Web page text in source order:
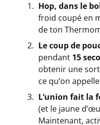
Hop, dans le
froid coupé en
de ton
Le coup de
pendant 15
obtenir une
ce qu’on
L’union fait la
(et le jaune
Maintenant,